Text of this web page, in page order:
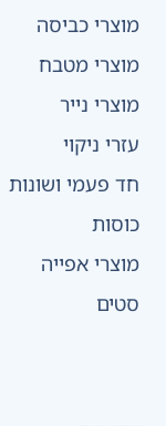
מוצרי כביסה
מוצרי מטבח
מוצרי נייר
עזרי ניקוי
חד פעמי ושונות
כוסות
מוצרי אפייה
סטים